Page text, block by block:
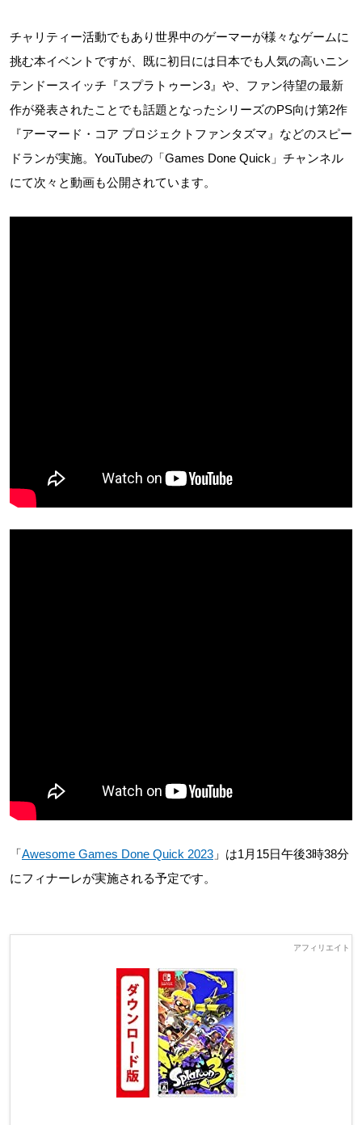
チャリティー活動でもあり世界中のゲーマーが様々なゲームに
挑む本イベントですが、既に初日には日本でも人気の高いニン
テンドースイッチ『スプラトゥーン3』や、ファン待望の最新
作が発表されたことでも話題となったシリーズのPS向け第2作
『アーマード・コア プロジェクトファンタズマ』などのスピー
ドランが実施。YouTubeの「Games Done Quick」チャンネル
にて次々と動画も公開されています。
「Awesome Games Done Quick 2023 」は1月15日午後3時38分
にフィナーレが実施される予定です。